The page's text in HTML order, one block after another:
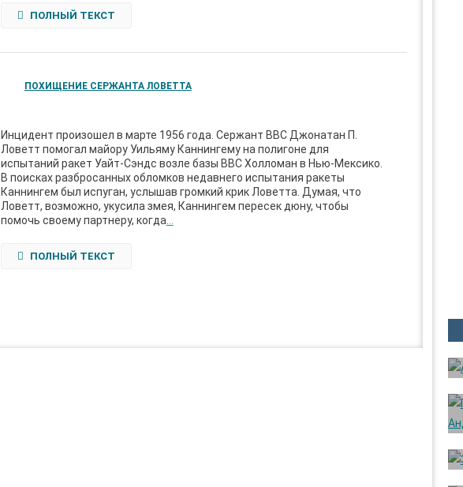
ПОЛНЫЙ ТЕКСТ
ПОХИЩЕНИЕ СЕРЖАНТА ЛОВЕТТА
Инцидент произошел в марте 1956 года. Сержант ВВС Джонатан П.
Ловетт помогал майору Уильяму Каннингему на полигоне для
испытаний ракет Уайт-Сэндс возле базы ВВС Холломан в Нью-Мексико.
В поисках разбросанных обломков недавнего испытания ракеты
Каннингем был испуган, услышав громкий крик Ловетта. Думая, что
Ловетт, возможно, укусила змея, Каннингем пересек дюну, чтобы
помочь своему партнеру, когда
ПОЛНЫЙ ТЕКСТ